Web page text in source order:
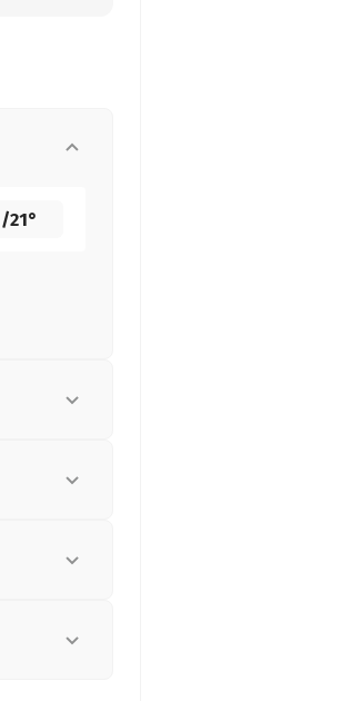
/21°